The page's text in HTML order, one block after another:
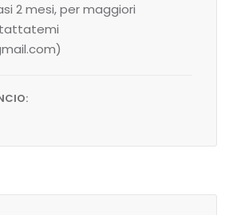
2 mesi, per maggiori